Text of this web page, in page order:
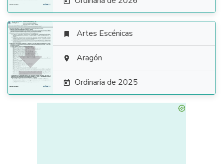

 Artes Escénicas
 Aragón
 Ordinaria de 2025